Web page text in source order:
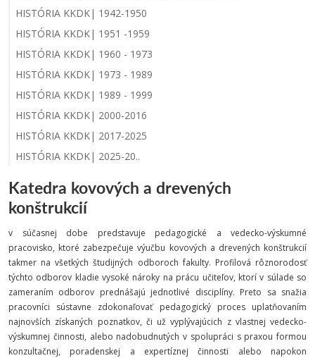
HISTÓRIA KKDK| 1942-1950
HISTÓRIA KKDK| 1951 -1959
HISTÓRIA KKDK| 1960 - 1973
HISTÓRIA KKDK| 1973 - 1989
HISTÓRIA KKDK| 1989 - 1999
HISTÓRIA KKDK| 2000-2016
HISTÓRIA KKDK| 2017-2025
HISTÓRIA KKDK| 2025-20..
Katedra kovových a drevených
konštrukcií
v súčasnej dobe predstavuje pedagogické a vedecko-výskumné
pracovisko, ktoré zabezpečuje výučbu kovových a drevených konštrukcií
takmer na všetkých študijných odboroch fakulty. Profilová rôznorodosť
týchto odborov kladie vysoké nároky na prácu učiteľov, ktorí v súlade so
zameraním odborov prednášajú jednotlivé disciplíny. Preto sa snažia
pracovníci sústavne zdokonaľovať pedagogický proces uplatňovaním
najnovších získaných poznatkov, či už vyplývajúcich z vlastnej vedecko-
výskumnej činnosti, alebo nadobudnutých v spolupráci s praxou formou
konzultačnej, poradenskej a expertíznej činnosti alebo napokon